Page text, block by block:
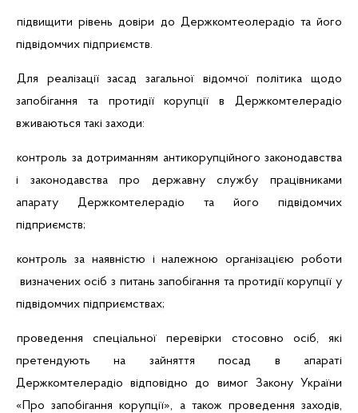
підвищити рівень довіри до Держкомтеолерадіо та його
підвідомчих підприємств.
Для реалізації засад загальної відомчої політика щодо
запобігання та протидії корупції в Держкомтелерадіо
вживаються такі заходи:
контроль за дотриманням антикорупційного законодавства
і законодавства про державну службу працівниками
апарату Держкомтелерадіо та його підвідомчих
підприємств;
контроль за наявністю і належною організацією роботи
визначених осіб з питань запобігання та протидії корупції у
підвідомчих підприємствах;
проведення спеціальної перевірки стосовно осіб, які
претендують на зайняття посад в апараті
Держкомтелерадіо відповідно до вимог Закону України
«Про запобігання корупції», а також проведення заходів,